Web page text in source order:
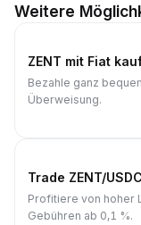
Weitere
ZENT mit Fiat
Bezahle ganz
Überweisung.
Trade ZENT/
Profitiere von hoher
Gebühren ab 0,1 %.